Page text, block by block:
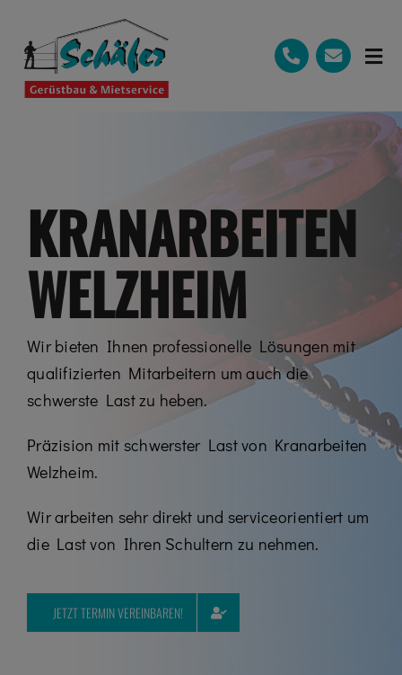
Inhalt
springen
Kranarbeiten
Schulungen
Sponsoring
Kontakt
Karriere
KRANARBEITEN
WELZHEIM
Wir bieten Ihnen professionelle Lösungen mit
qualifizierten Mitarbeitern um auch die
schwerste Last zu heben.
Präzision mit schwerster Last von Kranarbeiten
Welzheim.
Wir arbeiten sehr direkt und serviceorientiert um
die Last von Ihren Schultern zu nehmen.
JETZT TERMIN VEREINBAREN!